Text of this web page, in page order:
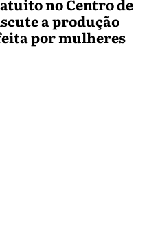
no Centro de
a produção
por mulheres